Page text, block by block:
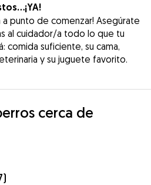
a punto de comenzar! Asegúrate
al cuidador/a todo lo que tu
comida suficiente, su cama,
y su juguete favorito.
cerca de